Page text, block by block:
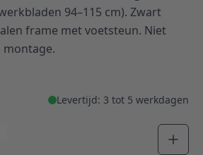
94–115 cm). Zwart
frame met voetsteun. Niet
Levertijd: 3 tot 5 werkdagen